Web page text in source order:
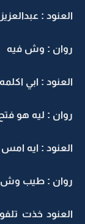
العنود : عبدالعزيز
روان : وش فيه
العنود : ابي
روان : ليه هو
العنود : ايه امس
روان : طيب وش
العنود خذت